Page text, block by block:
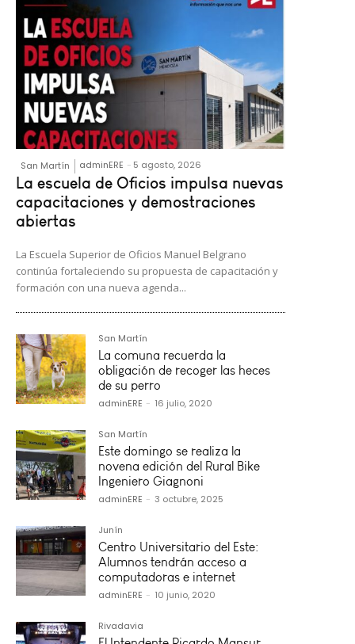
San Martín adminERE - 5 agosto, 2026
La escuela de Oficios impulsa nuevas
capacitaciones y demostraciones
abiertas
La Escuela Superior de Oficios Manuel Belgrano
continúa fortaleciendo su propuesta de capacitación y
formación con una nueva agenda...
San Martín
La comuna recuerda la
obligación de recoger las heces
de su perro
adminERE - 16 julio, 2020
San Martín
Este domingo se realiza la
novena edición del Rural Bike
Ingeniero Giagnoni
adminERE - 3 octubre, 2025
Junín
Centro Universitario del Este:
Alumnos tendrán acceso a
computadoras e internet
adminERE - 10 junio, 2020
Rivadavia